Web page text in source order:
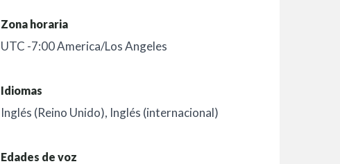
Zona horaria
UTC -7:00 America/Los Angeles
Idiomas
Inglés (Reino Unido), Inglés (internacional)
Edades de voz